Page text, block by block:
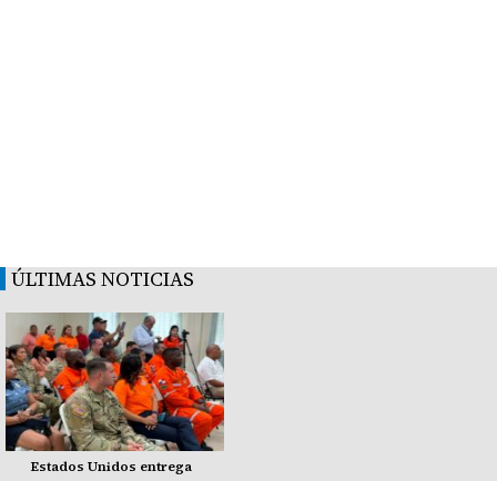
ÚLTIMAS NOTICIAS
Estados Unidos entrega